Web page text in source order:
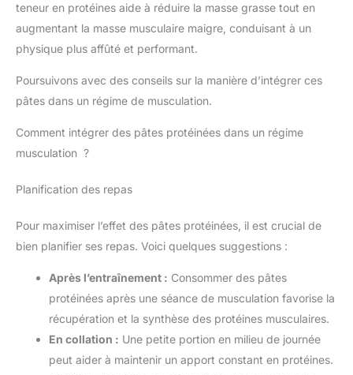
teneur en protéines aide à réduire la masse grasse tout en
augmentant la masse musculaire maigre, conduisant à un
physique plus affûté et performant.
Poursuivons avec des conseils sur la manière d’intégrer ces
pâtes dans un régime de musculation.
Comment intégrer des pâtes protéinées dans un régime
musculation ?
Planification des repas
Pour maximiser l’effet des pâtes protéinées, il est crucial de
bien planifier ses repas. Voici quelques suggestions :
Après l’entraînement : Consommer des pâtes
protéinées après une séance de musculation favorise la
récupération et la synthèse des protéines musculaires.
En collation : Une petite portion en milieu de journée
peut aider à maintenir un apport constant en protéines.